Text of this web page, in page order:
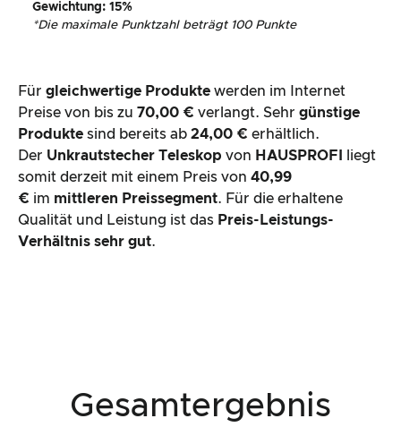
Gewichtung: 15%
*Die maximale Punktzahl beträgt 100 Punkte
Für gleichwertige Produkte werden im Internet
Preise von bis zu 70,00 € verlangt. Sehr günstige
Produkte sind bereits ab 24,00 € erhältlich.
Der Unkrautstecher Teleskop von HAUSPROFI
liegt
somit derzeit mit einem Preis von 40,99
€ im mittleren Preissegment. Für die erhaltene
Qualität und Leistung ist das Preis-Leistungs-
Verhältnis sehr gut.
Gesamtergebnis